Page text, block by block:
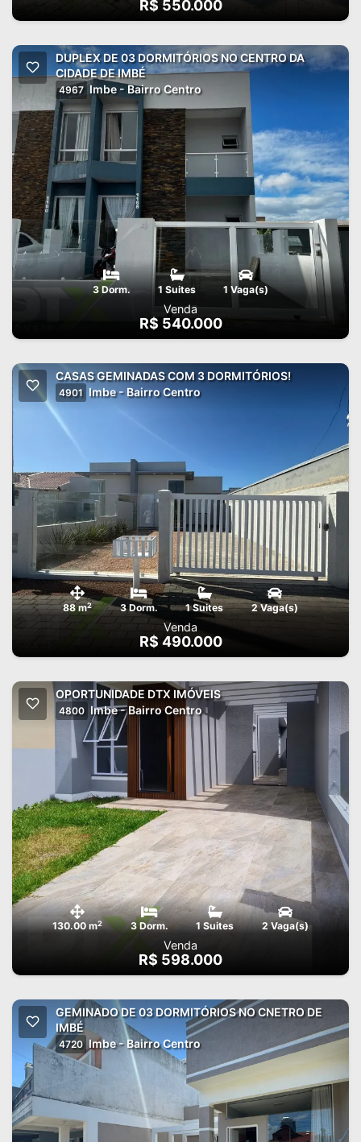
R$ 550.000
DUPLEX DE 03 DORMITÓRIOS NO CENTRO DA
CIDADE DE IMBÉ
4967 Imbe - Bairro Centro
3 Dorm. 1 Suites 1 Vaga(s)
Venda
R$ 540.000
CASAS GEMINADAS COM 3 DORMITÓRIOS!
4901 Imbe - Bairro Centro
88 m2 3 Dorm. 1 Suites 2 Vaga(s)
Venda
R$ 490.000
OPORTUNIDADE DTX IMÓVEIS
4800 Imbe - Bairro Centro
130.00 m2 3 Dorm. 1 Suites 2 Vaga(s)
Venda
R$ 598.000
GEMINADO DE 03 DORMITÓRIOS NO CNETRO DE
IMBÉ
4720 Imbe - Bairro Centro